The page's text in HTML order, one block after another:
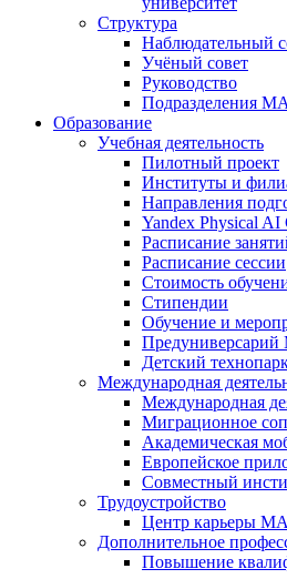
Структура
Наблюдательный
Учёный совет
Руководство
Подразделения
Образование
Учебная деятельность
Пилотный проект
Институты и
Направления
Yandex Physical AI
Расписание
Расписание сессии
Стоимость
Стипендии
Обучение и
Детский
Международная
Международная
Миграционное
Академическая
Европейское
Совместный
Трудоустройство
Центр карьеры
Дополнительное
Повышение